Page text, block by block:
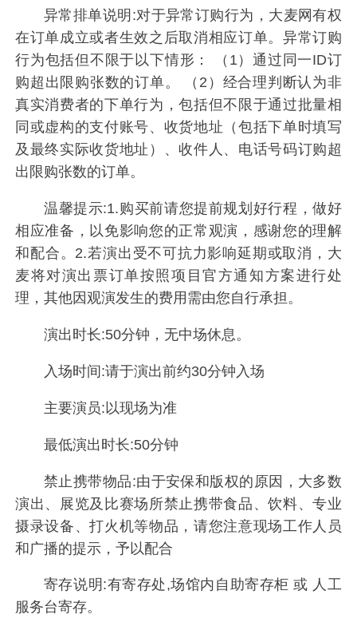
异常排单说明:对于异常订购行为，大麦网有权
在订单成立或者生效之后取消相应订单。异常订购
行为包括但不限于以下情形： （1）通过同一ID订
购超出限购张数的订单。 （2）经合理判断认为非
真实消费者的下单行为，包括但不限于通过批量相
同或虚构的支付账号、收货地址（包括下单时填写
及最终实际收货地址）、收件人、电话号码订购超
出限购张数的订单。
温馨提示:1.购买前请您提前规划好行程，做好
相应准备，以免影响您的正常观演，感谢您的理解
和配合。2.若演出受不可抗力影响延期或取消，大
麦将对演出票订单按照项目官方通知方案进行处
理，其他因观演发生的费用需由您自行承担。
演出时长:50分钟，无中场休息。
入场时间:请于演出前约30分钟入场
主要演员:以现场为准
最低演出时长:50分钟
禁止携带物品:由于安保和版权的原因，大多数
演出、展览及比赛场所禁止携带食品、饮料、专业
摄录设备、打火机等物品，请您注意现场工作人员
和广播的提示，予以配合
寄存说明:有寄存处,场馆内自助寄存柜 或 人工
服务台寄存。